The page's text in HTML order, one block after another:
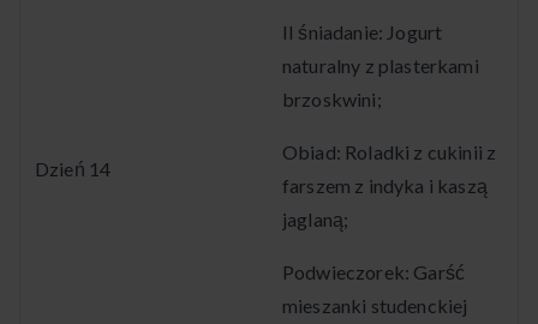
Dzień 14
II śniadanie: Jogurt
naturalny z plasterkami
brzoskwini;
Obiad: Roladki z cukinii z
farszem z indyka i kaszą
jaglaną;
Podwieczorek: Garść
mieszanki studenckiej